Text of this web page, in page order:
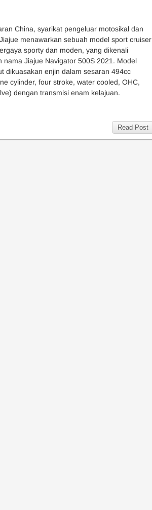
China, syarikat pengeluar motosikal dan
menawarkan sebuah model sport cruiser
sporty dan moden, yang dikenali
nama Jiajue Navigator 500S 2021. Model
dikuasakan enjin dalam sesaran 494cc
cylinder, four stroke, water cooled, OHC,
dengan transmisi enam kelajuan.
Read Post